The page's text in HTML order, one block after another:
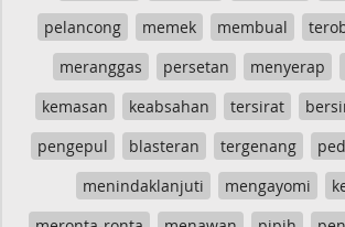
pelancong
memek membual
meranggas
persetan menyerap
kemasan
keabsahan tersirat
pengepul
blasteran tergenang
menindaklanjuti
mengayomi